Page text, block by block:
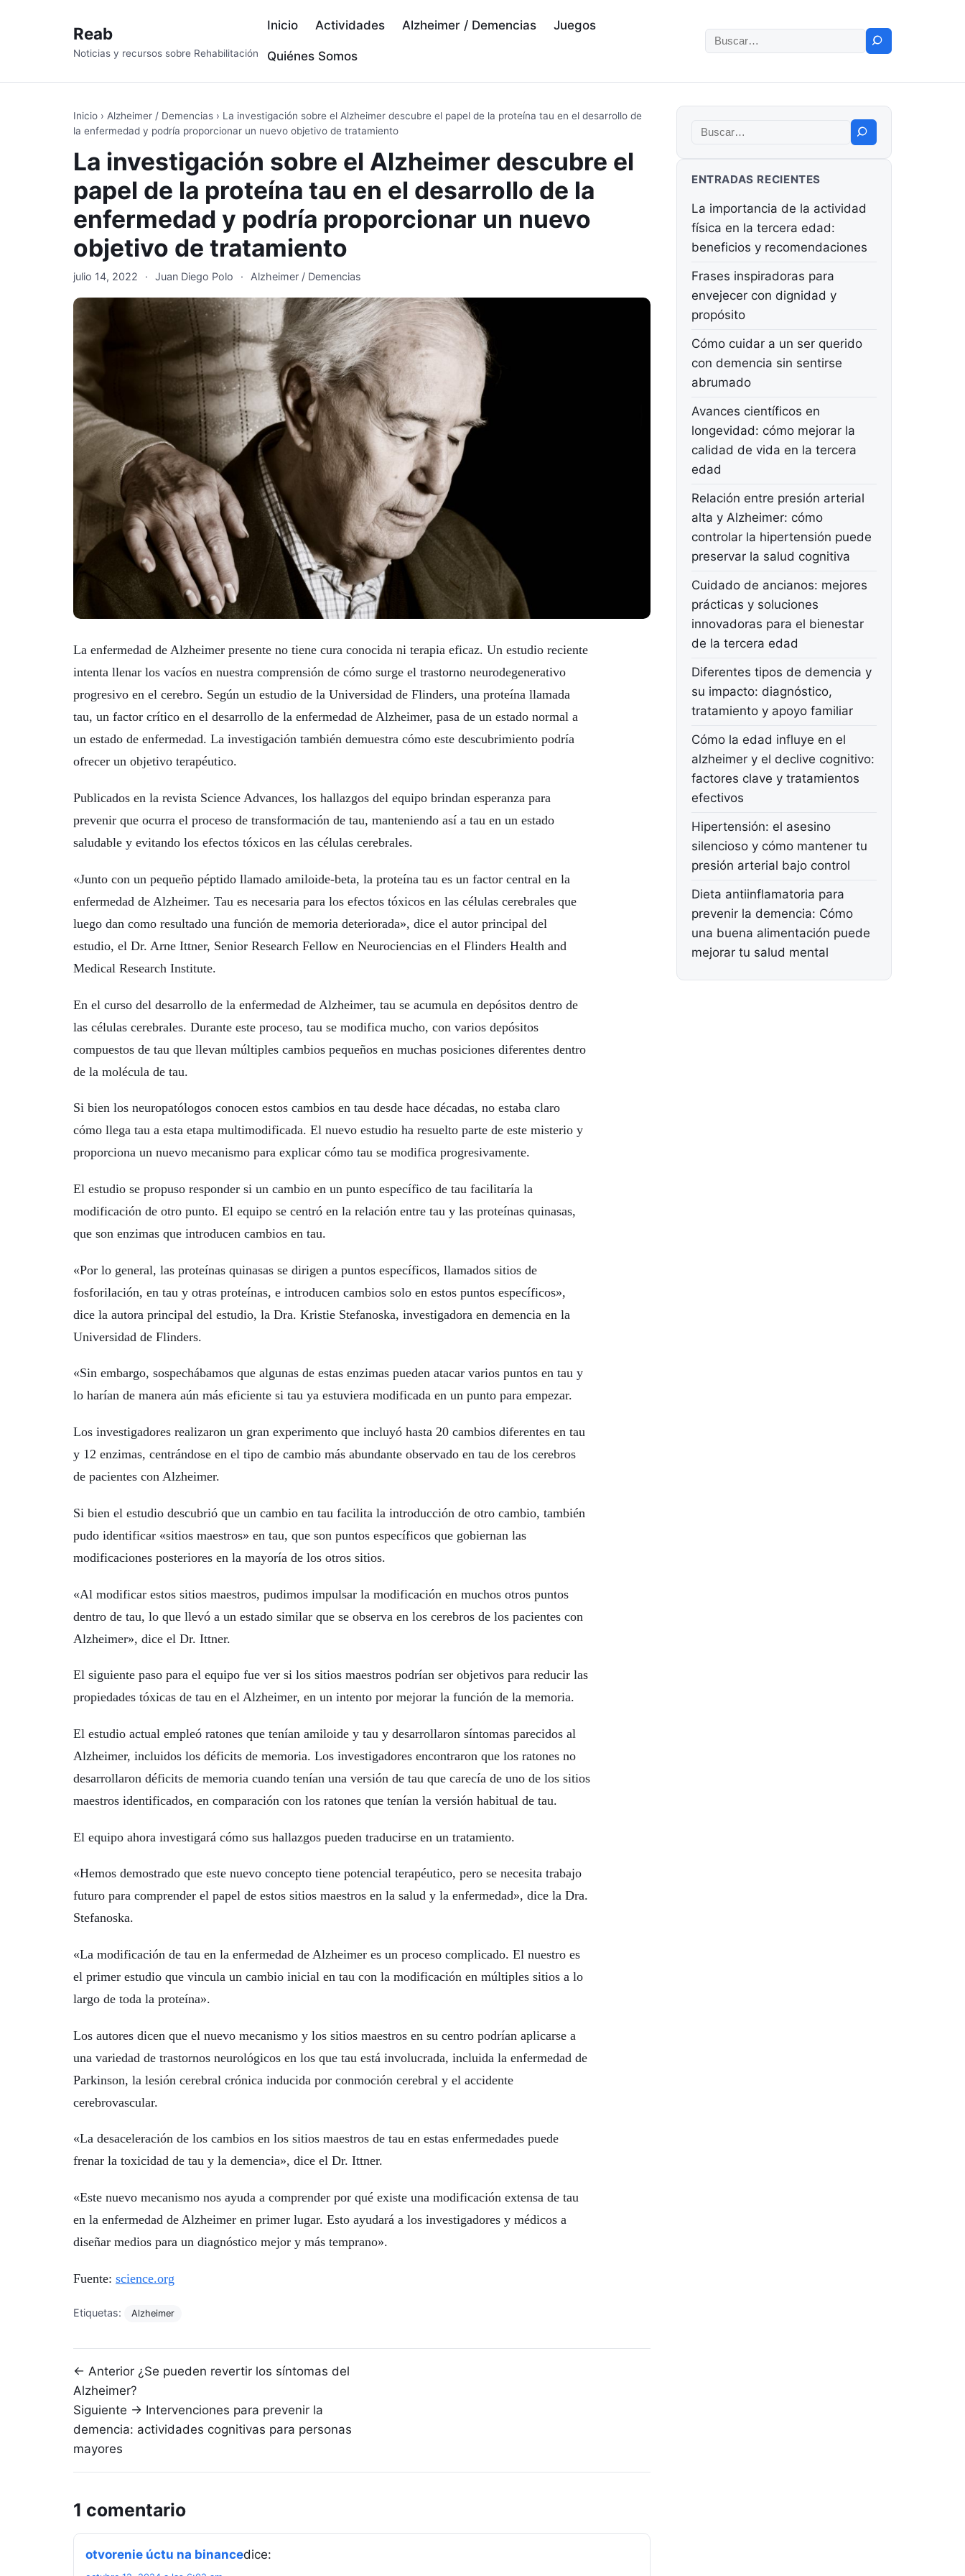
Reab
Noticias y recursos sobre Rehabilitación
Inicio Actividades Alzheimer / Demencias Juegos
Quiénes Somos Buscar:
Inicio › Alzheimer / Demencias › La investigación sobre el Alzheimer descubre el papel de la proteína tau en el desarrollo de
la enfermedad y podría proporcionar un nuevo objetivo de tratamiento
La investigación sobre el Alzheimer descubre el
papel de la proteína tau en el desarrollo de la
enfermedad y podría proporcionar un nuevo
objetivo de tratamiento
julio 14, 2022 · Juan Diego Polo · Alzheimer / Demencias
La enfermedad de Alzheimer presente no tiene cura conocida ni terapia eficaz. Un estudio reciente
intenta llenar los vacíos en nuestra comprensión de cómo surge el trastorno neurodegenerativo
progresivo en el cerebro. Según un estudio de la Universidad de Flinders, una proteína llamada
tau, un factor crítico en el desarrollo de la enfermedad de Alzheimer, pasa de un estado normal a
un estado de enfermedad. La investigación también demuestra cómo este descubrimiento podría
ofrecer un objetivo terapéutico.
Publicados en la revista Science Advances, los hallazgos del equipo brindan esperanza para
prevenir que ocurra el proceso de transformación de tau, manteniendo así a tau en un estado
saludable y evitando los efectos tóxicos en las células cerebrales.
«Junto con un pequeño péptido llamado amiloide-beta, la proteína tau es un factor central en la
enfermedad de Alzheimer. Tau es necesaria para los efectos tóxicos en las células cerebrales que
luego dan como resultado una función de memoria deteriorada», dice el autor principal del
estudio, el Dr. Arne Ittner, Senior Research Fellow en Neurociencias en el Flinders Health and
Medical Research Institute.
En el curso del desarrollo de la enfermedad de Alzheimer, tau se acumula en depósitos dentro de
las células cerebrales. Durante este proceso, tau se modifica mucho, con varios depósitos
compuestos de tau que llevan múltiples cambios pequeños en muchas posiciones diferentes dentro
de la molécula de tau.
Si bien los neuropatólogos conocen estos cambios en tau desde hace décadas, no estaba claro
cómo llega tau a esta etapa multimodificada. El nuevo estudio ha resuelto parte de este misterio y
proporciona un nuevo mecanismo para explicar cómo tau se modifica progresivamente.
El estudio se propuso responder si un cambio en un punto específico de tau facilitaría la
modificación de otro punto. El equipo se centró en la relación entre tau y las proteínas quinasas,
que son enzimas que introducen cambios en tau.
«Por lo general, las proteínas quinasas se dirigen a puntos específicos, llamados sitios de
fosforilación, en tau y otras proteínas, e introducen cambios solo en estos puntos específicos»,
dice la autora principal del estudio, la Dra. Kristie Stefanoska, investigadora en demencia en la
Universidad de Flinders.
«Sin embargo, sospechábamos que algunas de estas enzimas pueden atacar varios puntos en tau y
lo harían de manera aún más eficiente si tau ya estuviera modificada en un punto para empezar.
Los investigadores realizaron un gran experimento que incluyó hasta 20 cambios diferentes en tau
y 12 enzimas, centrándose en el tipo de cambio más abundante observado en tau de los cerebros
de pacientes con Alzheimer.
Si bien el estudio descubrió que un cambio en tau facilita la introducción de otro cambio, también
pudo identificar «sitios maestros» en tau, que son puntos específicos que gobiernan las
modificaciones posteriores en la mayoría de los otros sitios.
«Al modificar estos sitios maestros, pudimos impulsar la modificación en muchos otros puntos
dentro de tau, lo que llevó a un estado similar que se observa en los cerebros de los pacientes con
Alzheimer», dice el Dr. Ittner.
El siguiente paso para el equipo fue ver si los sitios maestros podrían ser objetivos para reducir las
propiedades tóxicas de tau en el Alzheimer, en un intento por mejorar la función de la memoria.
El estudio actual empleó ratones que tenían amiloide y tau y desarrollaron síntomas parecidos al
Alzheimer, incluidos los déficits de memoria. Los investigadores encontraron que los ratones no
desarrollaron déficits de memoria cuando tenían una versión de tau que carecía de uno de los sitios
maestros identificados, en comparación con los ratones que tenían la versión habitual de tau.
El equipo ahora investigará cómo sus hallazgos pueden traducirse en un tratamiento.
«Hemos demostrado que este nuevo concepto tiene potencial terapéutico, pero se necesita trabajo
futuro para comprender el papel de estos sitios maestros en la salud y la enfermedad», dice la Dra.
Stefanoska.
«La modificación de tau en la enfermedad de Alzheimer es un proceso complicado. El nuestro es
el primer estudio que vincula un cambio inicial en tau con la modificación en múltiples sitios a lo
largo de toda la proteína».
Los autores dicen que el nuevo mecanismo y los sitios maestros en su centro podrían aplicarse a
una variedad de trastornos neurológicos en los que tau está involucrada, incluida la enfermedad de
Parkinson, la lesión cerebral crónica inducida por conmoción cerebral y el accidente
cerebrovascular.
«La desaceleración de los cambios en los sitios maestros de tau en estas enfermedades puede
frenar la toxicidad de tau y la demencia», dice el Dr. Ittner.
«Este nuevo mecanismo nos ayuda a comprender por qué existe una modificación extensa de tau
en la enfermedad de Alzheimer en primer lugar. Esto ayudará a los investigadores y médicos a
diseñar medios para un diagnóstico mejor y más temprano».
Fuente: science.org
Etiquetas: Alzheimer
Navegación de entradas
← Anterior ¿Se pueden revertir los síntomas del
Alzheimer?
Siguiente → Intervenciones para prevenir la
demencia: actividades cognitivas para personas
mayores
1 comentario
otvorenie úctu na binancedice:
Buscar:
ENTRADAS RECIENTES
La importancia de la actividad
física en la tercera edad:
beneficios y recomendaciones
Frases inspiradoras para
envejecer con dignidad y
propósito
Cómo cuidar a un ser querido
con demencia sin sentirse
abrumado
Avances científicos en
longevidad: cómo mejorar la
calidad de vida en la tercera
edad
Relación entre presión arterial
alta y Alzheimer: cómo
controlar la hipertensión puede
preservar la salud cognitiva
Cuidado de ancianos: mejores
prácticas y soluciones
innovadoras para el bienestar
de la tercera edad
Diferentes tipos de demencia y
su impacto: diagnóstico,
tratamiento y apoyo familiar
Cómo la edad influye en el
alzheimer y el declive cognitivo:
factores clave y tratamientos
efectivos
Hipertensión: el asesino
silencioso y cómo mantener tu
presión arterial bajo control
Dieta antiinflamatoria para
prevenir la demencia: Cómo
una buena alimentación puede
mejorar tu salud mental